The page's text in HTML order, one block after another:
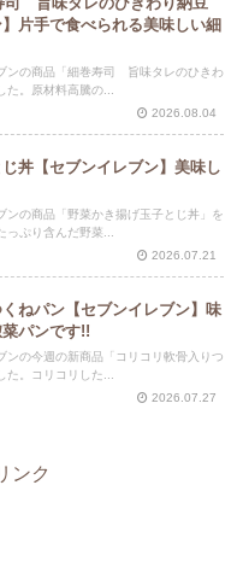
片手で食べられる美味しい細
ンの商品「細巻寿司 旨味タレのひきわ
た。原材料高騰の...
2026.08.04
丼【セブンイレブン】美味し
ンの商品「野菜かき揚げ玉子とじ丼」を
ぷり含んだ野菜...
2026.07.21
ねパン【セブンイレブン】味
パンです!!
ンの今週の新商品「コリコリ軟骨入りつ
た。コリコリした...
2026.07.27
ンク